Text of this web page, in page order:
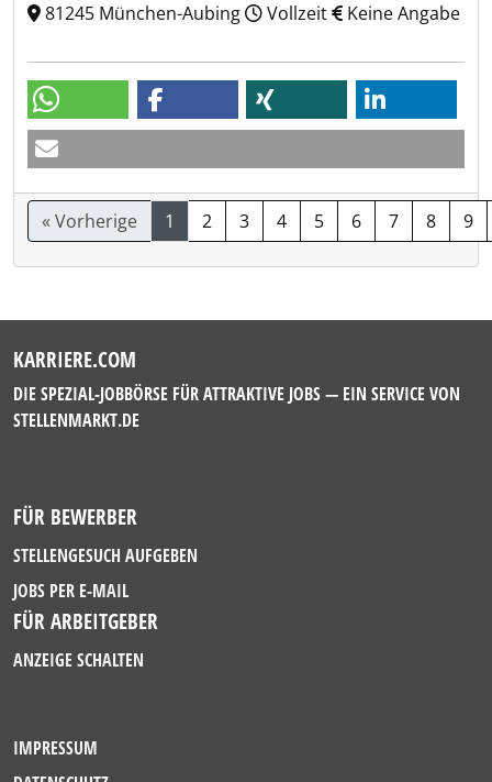
81245 München-Aubing
Vollzeit Keine Angabe
« Vorherige 1 2 3 4 5 6 7 8 9
KARRIERE.COM
DIE SPEZIAL-JOBBÖRSE FÜR ATTRAKTIVE JOBS — EIN SERVICE VON
STELLENMARKT.DE
FÜR BEWERBER
STELLENGESUCH AUFGEBEN
JOBS PER E-MAIL
FÜR ARBEITGEBER
ANZEIGE SCHALTEN
IMPRESSUM